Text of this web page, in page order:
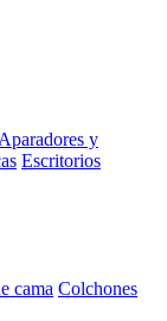
Aparadores y
Escritorios
cama Colchones